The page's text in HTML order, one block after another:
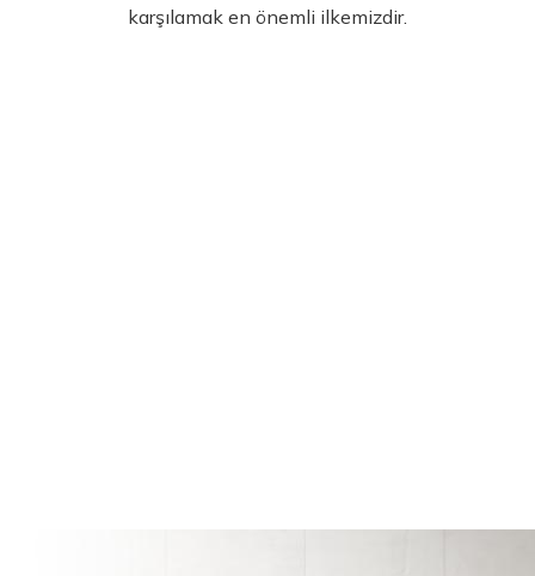
karşılamak en önemli ilkemizdir.